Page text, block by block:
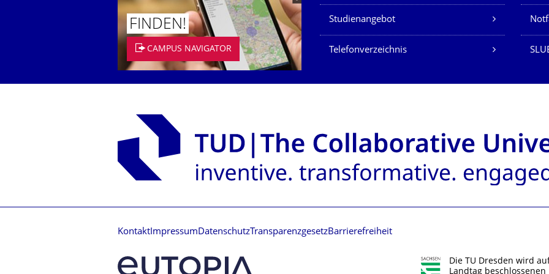
FINDEN!
CAMPUS NAVIGATOR
Studienangebot
Telefonverzeichnis
Kontakt Impressum DatenschutzTransparenzgesetzBarrierefreiheit
Die TU Dresden wird
Landtag